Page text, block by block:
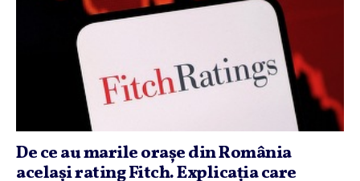
De ce au marile oraşe din România
acelaşi rating Fitch. Explicaţia care